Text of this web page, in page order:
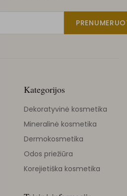
Kategorijos
Dekoratyvinė kosmetika
Mineralinė kosmetika
Dermokosmetika
Odos priežiūra
Korejietiška kosmetika